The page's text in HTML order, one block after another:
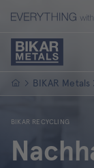
StartseiteBIKAR Metals
BIKAR RECYCLING